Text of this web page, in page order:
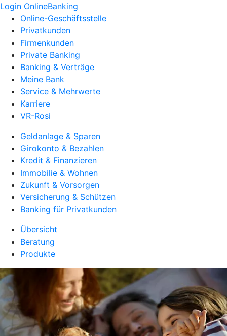
Login OnlineBanking
Online-Geschäftsstelle
Privatkunden
Firmenkunden
Private Banking
Banking & Verträge
Meine Bank
Service & Mehrwerte
Karriere
VR-Rosi
Geldanlage & Sparen
Girokonto & Bezahlen
Kredit & Finanzieren
Immobilie & Wohnen
Zukunft & Vorsorgen
Versicherung & Schützen
Banking für Privatkunden
Übersicht
Beratung
Produkte